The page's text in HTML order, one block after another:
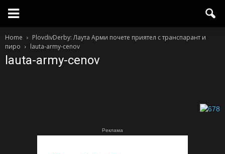
Home
PlovdivDerby: Лаута Арми почете приятел с транспарант и
пиро
lauta-army-cenov
lauta-army-cenov
Реклама